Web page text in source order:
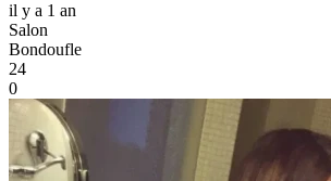
il y a 1 an
Salon
Bondoufle
24
0